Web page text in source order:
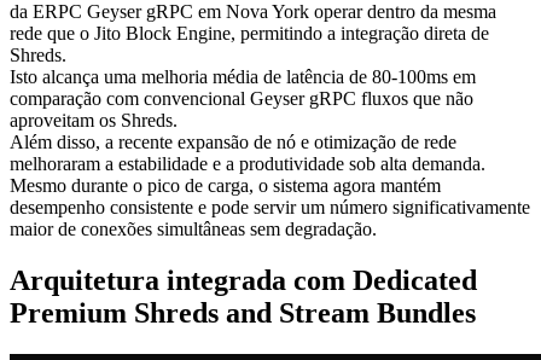
da ERPC Geyser gRPC em Nova York operar dentro da mesma
rede que o Jito Block Engine, permitindo a integração direta de
Shreds.
Isto alcança uma melhoria média de latência de 80-100ms em
comparação com convencional Geyser gRPC fluxos que não
aproveitam os Shreds.
Além disso, a recente expansão de nó e otimização de rede
melhoraram a estabilidade e a produtividade sob alta demanda.
Mesmo durante o pico de carga, o sistema agora mantém
desempenho consistente e pode servir um número significativamente
maior de conexões simultâneas sem degradação.
Arquitetura integrada com Dedicated
Premium Shreds and Stream Bundles